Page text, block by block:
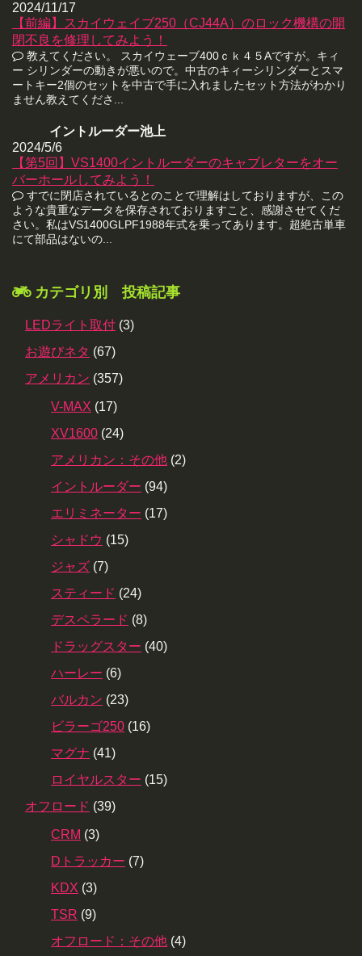
2024/11/17
【前編】スカイウェイブ250（CJ44A）のロック機構の開
閉不良を修理してみよう！
教えてください。 スカイウェーブ400ｃｋ４５Aですが。キィ
ー シリンダーの動きが悪いので。中古のキィーシリンダーとスマ
ートキー2個のセットを中古で手に入れましたセット方法がわかり
ません教えてくださ...
イントルーダー池上
2024/5/6
【第5回】VS1400イントルーダーのキャブレターをオー
バーホールしてみよう！
すでに閉店されているとのことで理解はしておりますが、この
ような貴重なデータを保存されておりますこと、感謝させてくだ
さい。私はVS1400GLPF1988年式を乗ってあります。超絶古単車
にて部品はないの...
カテゴリ別 投稿記事
LEDライト取付 (3)
お遊びネタ (67)
アメリカン (357)
V-MAX (17)
XV1600 (24)
アメリカン：その他 (2)
イントルーダー (94)
エリミネーター (17)
シャドウ (15)
ジャズ (7)
スティード (24)
デスペラード (8)
ドラッグスター (40)
ハーレー (6)
バルカン (23)
ビラーゴ250 (16)
マグナ (41)
ロイヤルスター (15)
オフロード (39)
CRM (3)
Dトラッカー (7)
KDX (3)
TSR (9)
オフロード：その他 (4)